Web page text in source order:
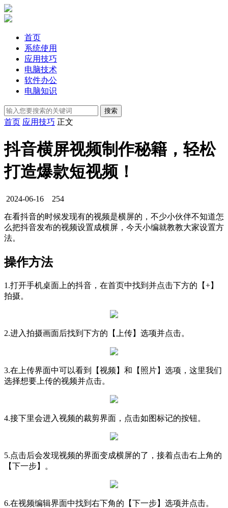
首页
系统使用
应用技巧
电脑技术
软件办公
电脑知识
首页 应用技巧 正文
抖音横屏视频制作秘籍，轻松
打造爆款短视频！
2024-06-16 254
在看抖音的时候发现有的视频是横屏的，不少小伙伴不知道怎
么把抖音发布的视频设置成横屏，今天小编就教教大家设置方
法。
操作方法
1.打开手机桌面上的抖音，在首页中找到并点击下方的【+】
拍摄。
2.进入拍摄画面后找到下方的【上传】选项并点击。
3.在上传界面中可以看到【视频】和【照片】选项，这里我们
选择想要上传的视频并点击。
4.接下里会进入视频的裁剪界面，点击如图标记的按钮。
5.点击后会发现视频的界面变成横屏的了，接着点击右上角的
【下一步】。
6.在视频编辑界面中找到右下角的【下一步】选项并点击。